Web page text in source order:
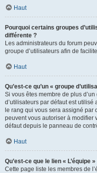
Haut
Pourquoi certains groupes
différente ?
Les administrateurs du forum
groupe d’utilisateurs afin de
Haut
Qu’est-ce qu’un « groupe
Si vous êtes membre de plus
d’utilisateurs par défaut est
le rang qui vous sera assigné par
peuvent vous autoriser à modifier
défaut depuis le panneau de
Haut
Qu’est-ce que le lien « L’équipe »
Cette page liste les membres de